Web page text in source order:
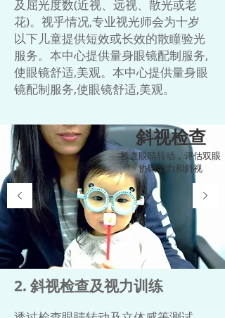
及屈光度数(近视、远视、散光或老
花)。视乎情况,专业视光师会为十岁
以下儿童提供短效或长效的散瞳验光
服务。本中心提供量身眼镜配制服务,
使眼镜舒适,美观。​本中心提供量身眼
镜配制服务,使眼镜舒适,美观。​
斜视检查
检查眼睛转动，评估双眼
协调能力和斜视
2. 斜视检查及视力训练